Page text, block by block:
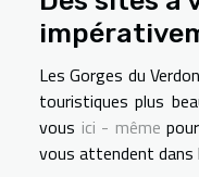
Les Gorges du
touristiques plus
vous ici - même
vous attendent dans